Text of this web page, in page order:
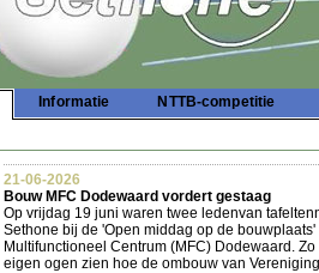
Informatie NTTB-competitie
21-06-2026
Bouw MFC Dodewaard vordert gestaag
Op vrijdag 19 juni waren twee ledenvan
Sethone bij de 'Open middag op de
Multifunctioneel Centrum (MFC) Dodewaard.
eigen ogen zien hoe de ombouw van